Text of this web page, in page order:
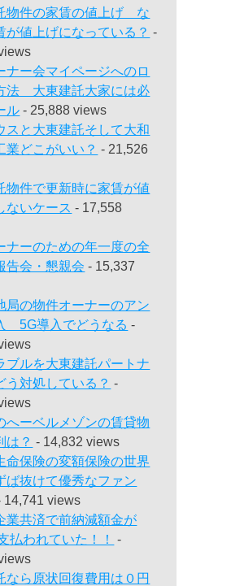
物件の家賃の値上げ な
が値上げになっている？ -
ナー会マイページへのロ
法 大東建託大家には必
ル - 25,888 views
スと大東建託そして大和
業どこがいい？ - 21,526
物件で更新時に家賃が値
ないケース - 17,558
ナーのための年一度の全
告会・懇親会 - 15,337
局の物件オーナーのアン
5G導入でどうなる -
ブルを大東建託パートナ
う対処している？ -
へーベルメゾンの賃貸物
は？ - 14,832 views
命保険の変額保険の世界
ば抜けて優秀なファン
14,741 views
業共済で前納減額金が
払われていた！！
-
なら原状回復費用は０円